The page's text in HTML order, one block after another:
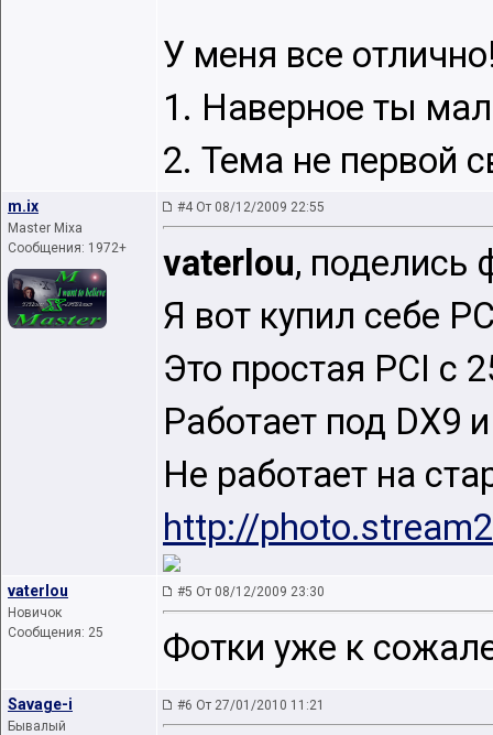
У меня все
1. Наверное ты
2. Тема не первой
m.ix
Master Mixa
Сообщения: 1972+
#4 От 08/12/2009 22:55
vaterlou, поделись
Я вот купил себе
Это простая PCI с
Работает под DX9
Не работает на
http://
vaterlou
Новичок
Сообщения: 25
#5 От 08/12/2009 23:30
Фотки уже к
Savage-i
Бывалый
#6 От 27/01/2010 11:21